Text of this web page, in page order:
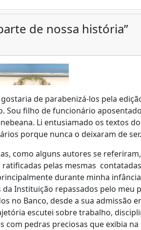
de nossa história”
de parabenizá-los pela
Sou filho de funcionário
Li entusiamado os textos
porque nunca o deixaram de ser.
como alguns autores se
ratificadas pelas mesmas
durante minha
Instituição repassados pelo meu
no Banco, desde a sua admissão
escutei sobre trabalho,
com pedras preciosas que exibia